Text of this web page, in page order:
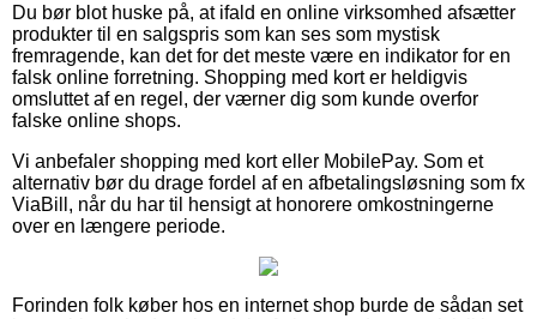
Du bør blot huske på, at ifald en online virksomhed afsætter
produkter til en salgspris som kan ses som mystisk
fremragende, kan det for det meste være en indikator for en
falsk online forretning. Shopping med kort er heldigvis
omsluttet af en regel, der værner dig som kunde overfor
falske online shops.
Vi anbefaler shopping med kort eller MobilePay. Som et
alternativ bør du drage fordel af en afbetalingsløsning som fx
ViaBill, når du har til hensigt at honorere omkostningerne
over en længere periode.
Forinden folk køber hos en internet shop burde de sådan set